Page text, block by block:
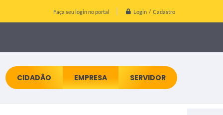
Faça seu login no portal Login / Cadastro
CIDADÃO EMPRESA SERVIDOR